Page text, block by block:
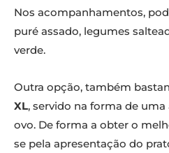
Nos acompanhamentos,
puré assado, legumes
verde.
Outra opção, também
XL, servido na forma de
ovo. De forma a obter o
se pela apresentação do